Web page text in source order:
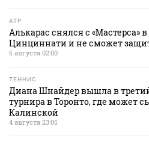
ATP
Алькарас снялся с «Мастерса» в
Цинциннати и не сможет
5 августа 02:00
ТЕННИС
Диана Шнайдер вышла в
турнира в Торонто, где может
Калинской
4 августа 23:05